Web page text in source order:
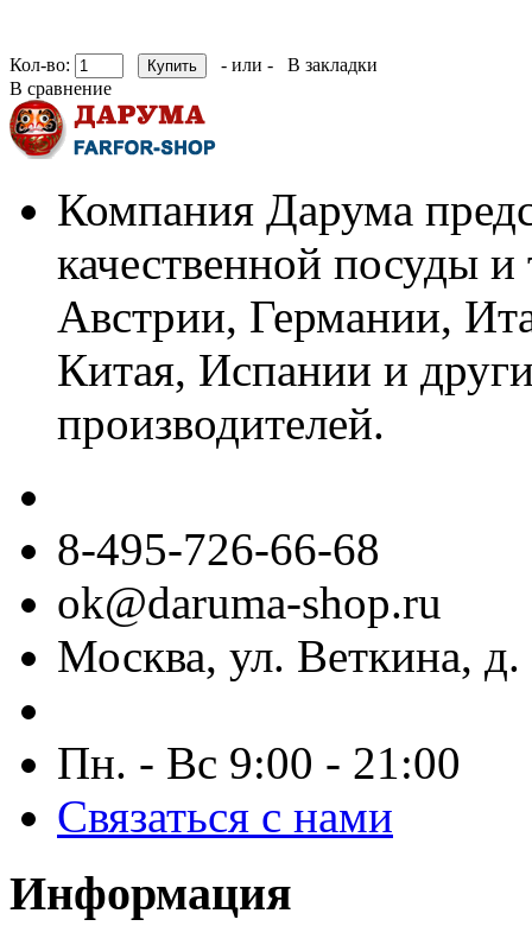
Кол-во: - или -
В закладки
В сравнение
Компания Дарума
качественной посуды
Австрии, Германии,
Китая, Испании и
производителей.
8-495-726-66-68
ok@daruma-shop.ru
Москва, ул. Веткина, д.
Пн. - Вс 9:00 - 21:00
Связаться с нами
Информация